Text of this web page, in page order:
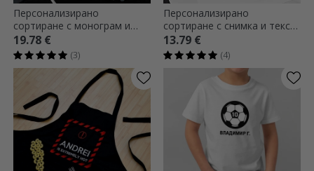
Персонализирано
сортиране с монограм и
текст - Листа
19.78 €
(3)
Персонализирано
сортиране с снимка и текст
- We Love
13.79 €
(4)